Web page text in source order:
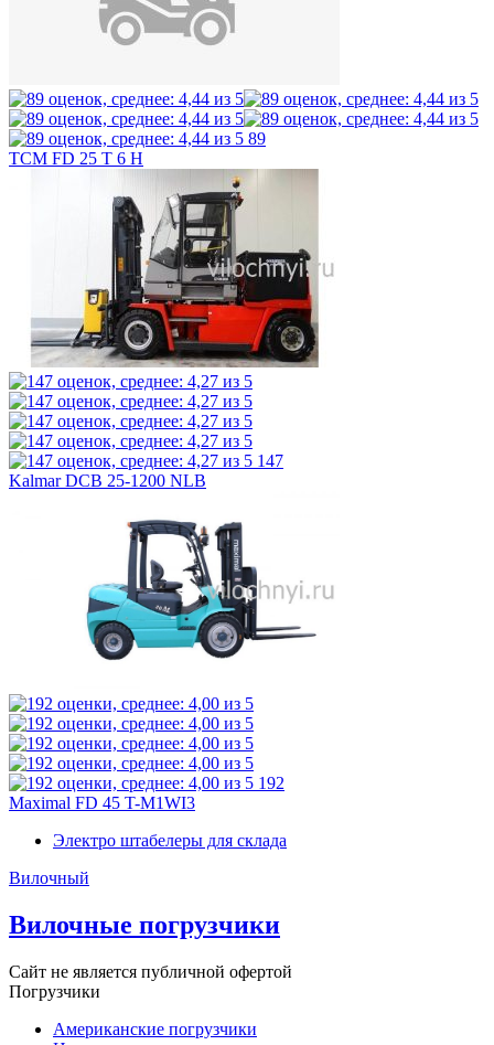
89
TCM FD 25 T 6 H
147
Kalmar DCB 25-1200 NLB
192
Maximal FD 45 T-M1WI3
Электро штабелеры для склада
Вилочный
Вилочные погрузчики
Сайт не является публичной офертой
Погрузчики
Американские погрузчики